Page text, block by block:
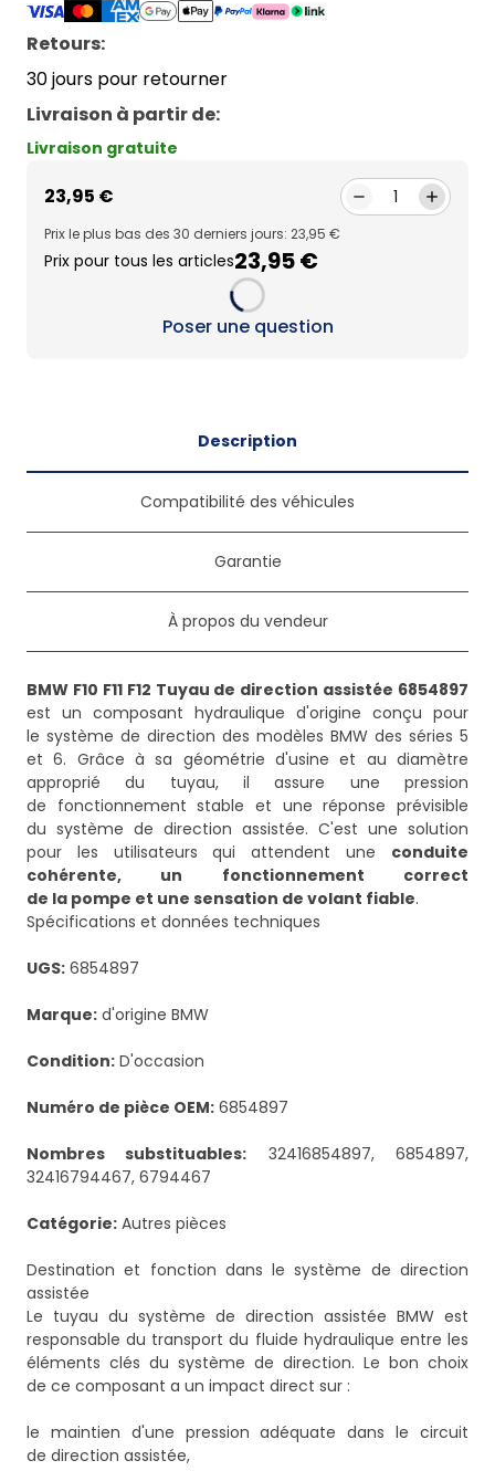
Retours:
30 jours pour retourner
Livraison à partir de:
Livraison gratuite
23,95 € 1
Prix le plus bas des 30 derniers jours: 23,95 €
Prix pour tous les articles23,95 €
Loading...
Poser une question
Description
Compatibilité des véhicules
Garantie
À propos du vendeur
BMW F10 F11 F12 Tuyau de direction assistée 6854897
est un composant hydraulique d'origine conçu pour
le système de direction des modèles BMW des séries 5
et 6. Grâce à sa géométrie d'usine et au diamètre
approprié du tuyau, il assure une pression
de fonctionnement stable et une réponse prévisible
du système de direction assistée. C'est une solution
pour les utilisateurs qui attendent une conduite
cohérente, un fonctionnement correct
de la pompe et une sensation de volant fiable.
Spécifications et données techniques
UGS: 6854897
Marque: d'origine BMW
Condition: D'occasion
Numéro de pièce OEM: 6854897
Nombres substituables: 32416854897, 6854897,
32416794467, 6794467
Catégorie: Autres pièces
Destination et fonction dans le système de direction
assistée
Le tuyau du système de direction assistée BMW est
responsable du transport du fluide hydraulique entre les
éléments clés du système de direction. Le bon choix
de ce composant a un impact direct sur :
le maintien d'une pression adéquate dans le circuit
de direction assistée,